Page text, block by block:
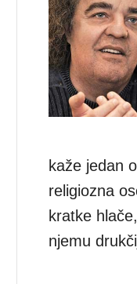
kaže jedan
religiozna
kratke
njemu